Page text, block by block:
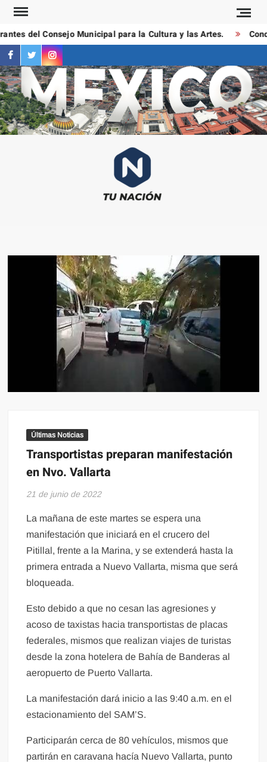
Saltar
contenidodel Consejo Municipal para la Cultura y las Artes.
facebook
twitterinstagram
Últimas Noticias
Transportistas preparan manifestación
en Nvo. Vallarta
21 de junio de 2022
La mañana de este martes se espera una
manifestación que iniciará en el crucero del
Pitillal, frente a la Marina, y se extenderá hasta la
primera entrada a Nuevo Vallarta, misma que será
bloqueada.
Esto debido a que no cesan las agresiones y
acoso de taxistas hacia transportistas de placas
federales, mismos que realizan viajes de turistas
desde la zona hotelera de Bahía de Banderas al
aeropuerto de Puerto Vallarta.
La manifestación dará inicio a las 9:40 a.m. en el
estacionamiento del SAM’S.
Participarán cerca de 80 vehículos, mismos que
partirán en caravana hacía Nuevo Vallarta, punto